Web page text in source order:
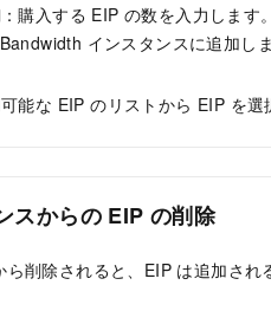
：購入する EIP の数を入力しま
インスタンスに追加し
能な EIP のリストから EIP を選
からの EIP の削除
削除されると、EIP は追加され